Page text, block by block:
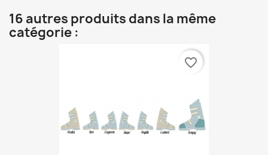
16 autres produits dans la même
catégorie :
favorite_border